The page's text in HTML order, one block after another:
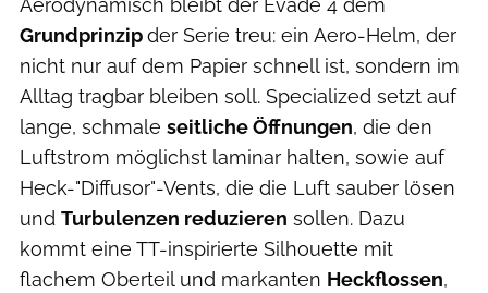
Aerodynamisch bleibt der Evade 4 dem
Grundprinzipder Serie treu: ein Aero-Helm, der
nicht nur auf dem Papier schnell ist, sondern im
Alltag tragbar bleiben soll. Specialized setzt auf
lange, schmale seitliche Öffnungen, die den
Luftstrom möglichst laminar halten, sowie auf
Heck-"Diffusor"-Vents, die die Luft sauber lösen
und Turbulenzen reduzieren sollen. Dazu
kommt eine TT-inspirierte Silhouette mit
flachem Oberteil und markanten Heckflossen,